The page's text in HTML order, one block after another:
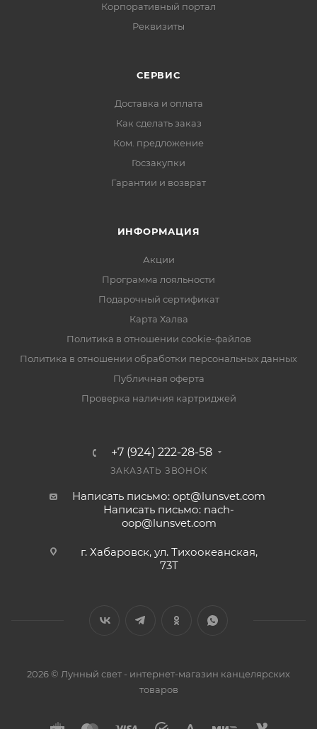
Корпоративный портал
Реквизиты
СЕРВИС
Доставка и оплата
Как сделать заказ
Ком. предложение
Госзакупки
Гарантии и возврат
ИНФОРМАЦИЯ
Акции
Программа лояльности
Подарочный сертификат
Карта Халва
Политика в отношении cookie-файлов
Политика в отношении обработки персональных данных
Публичная оферта
Проверка наличия картриджей
+7 (924) 222-28-58
ЗАКАЗАТЬ ЗВОНОК
Написать письмо: opt@lunsvet.com
Написать письмо: nach-
oop@lunsvet.com
г. Хабаровск, ул. Тихоокеанская,
73Т
2026 © Лунный свет - интернет-магазин канцелярских
товаров